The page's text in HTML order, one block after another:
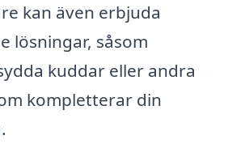
kan även erbjuda
lösningar, såsom
kuddar eller andra
kompletterar din